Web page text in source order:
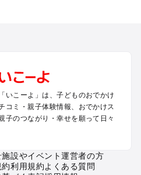
いこーよ」は、子どものおでかけ
コミ・親子体験情報、おでかけス
子のつながり・幸せを願って日々
施設やイベント運営者の方
利用規約よくある質問